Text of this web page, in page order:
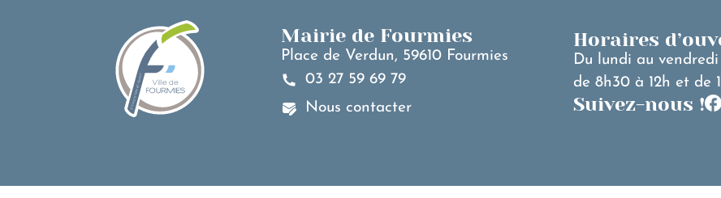
Mairie de Fourmies
Place de Verdun, 59610 Fourmies
03 27 59 69 79
Nous contacter
Horaires
Du lundi au vendredi
de 8h30 à 12h et de
Suivez-nous !